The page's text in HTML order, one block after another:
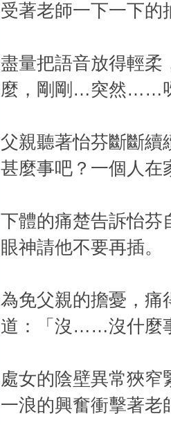
受著老師一下一下的
盡量把語音放得輕柔
麼，剛剛…突然……
父親聽著怡芬斷斷續
甚麼事吧？一個人在
下體的痛楚告訴怡芬
眼神請他不要再插。
為免父親的擔憂，痛
道：「沒……沒什麼
處女的陰壁異常狹
一浪的興奮衝擊著老